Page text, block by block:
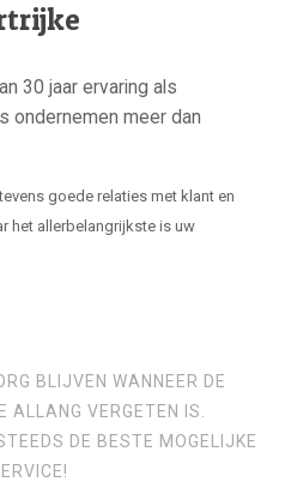
30 jaar ervaring als
ondernemen meer dan
goede relaties met klant en
het allerbelangrijkste is uw
BLIJVEN WANNEER DE
ALLANG VERGETEN IS.
DE BESTE MOGELIJKE